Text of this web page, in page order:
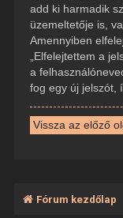
add ki harmadik
üzemeltetője is,
Amennyiben
„Elfelejtettem a
a
fog egy új jelszót,
Vissza az előző
Fórum kezdőlap